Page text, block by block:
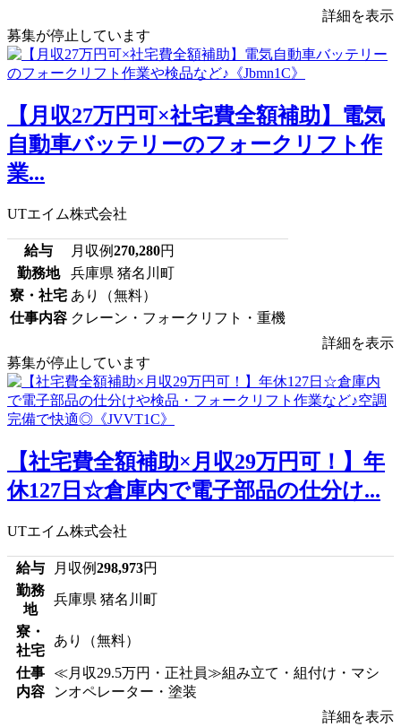
詳細を表示
募集が停止しています
【月収27万円可×社宅費全額補助】電気
自動車バッテリーのフォークリフト作
業...
UTエイム株式会社
給与 月収例270,280円
勤務地
兵庫県 猪名川町
寮・社宅 あり（無料）
仕事内容 クレーン・フォークリフト・重機
詳細を表示
募集が停止しています
【社宅費全額補助×月収29万円可！】年
休127日☆倉庫内で電子部品の仕分け...
UTエイム株式会社
給与 月収例298,973円
勤務
地
兵庫県 猪名川町
寮・
社宅
あり（無料）
仕事
内容
≪月収29.5万円・正社員≫組み立て・組付け・マシ
ンオペレーター・塗装
詳細を表示